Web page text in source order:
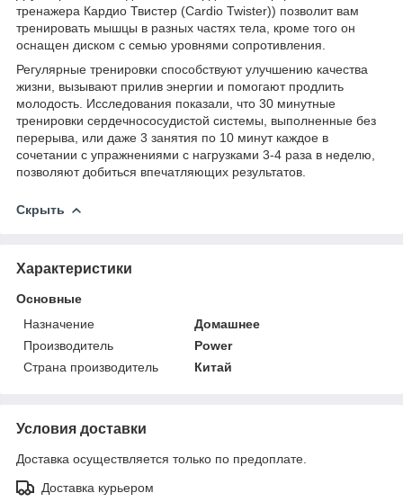
тренажера Кардио Твистер (Cardio Twister)) позволит вам
тренировать мышцы в разных частях тела, кроме того он
оснащен диском с семью уровнями сопротивления.
Регулярные тренировки способствуют улучшению качества
жизни, вызывают прилив энергии и помогают продлить
молодость. Исследования показали, что 30 минутные
тренировки сердечнососудистой системы, выполненные без
перерыва, или даже 3 занятия по 10 минут каждое в
сочетании с упражнениями с нагрузками 3-4 раза в неделю,
позволяют добиться впечатляющих результатов.
Скрыть
Характеристики
Основные
Назначение
Домашнее
Производитель
Power
Страна производитель
Китай
Условия доставки
Доставка осуществляется только по предоплате.
Доставка курьером